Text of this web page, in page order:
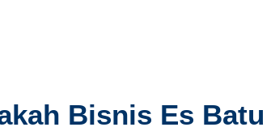
Bisnis Es